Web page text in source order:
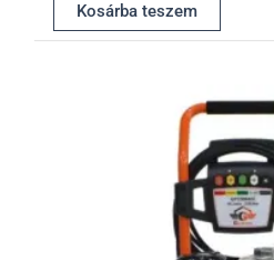
Kosárba teszem